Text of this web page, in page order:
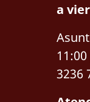
a
3236